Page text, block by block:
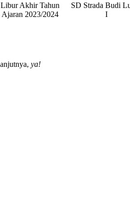
Libur Akhir Tahun
Ajaran 2023/2024
SD Strada Budi
I
ya!